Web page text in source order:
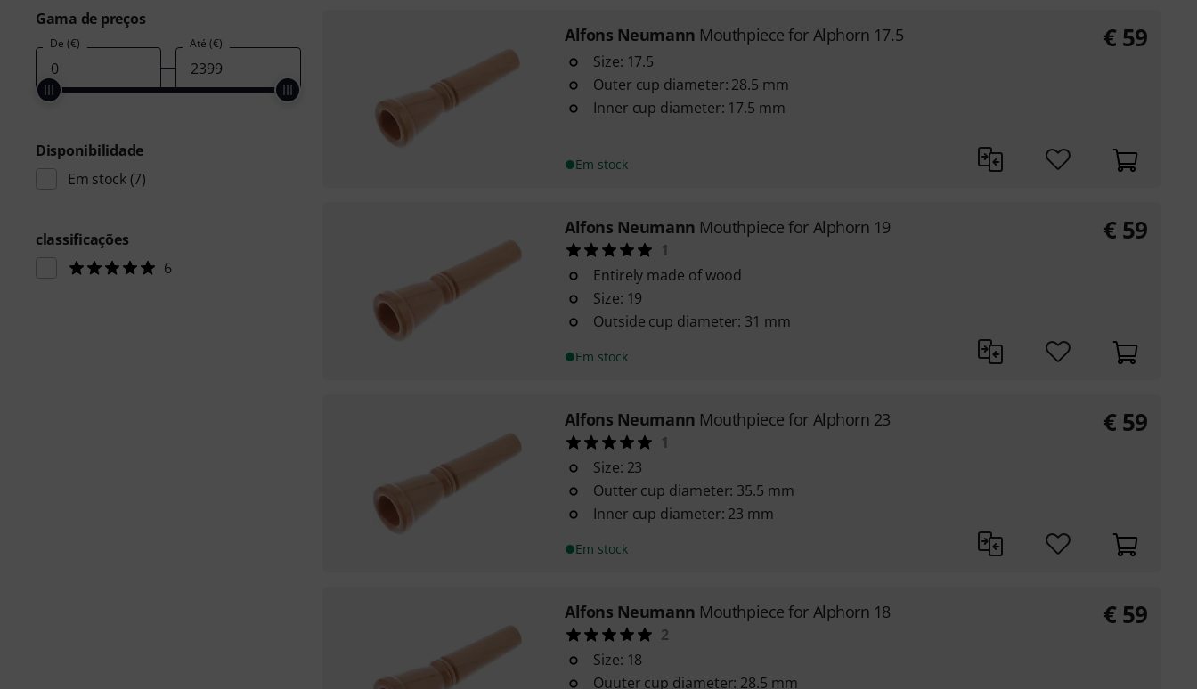
Gama de preços
De (€) Até (€)
Disponibilidade
Em stock(7)
classificações
6
Alfons Neumann Mouthpiece for Alphorn 17.5
Size: 17.5
Outer cup diameter: 28.5 mm
Inner cup diameter: 17.5 mm
Em stock
€ 59
Alfons Neumann Mouthpiece for Alphorn 19
1
Entirely made of wood
Size: 19
Outside cup diameter: 31 mm
Em stock
€ 59
Alfons Neumann Mouthpiece for Alphorn 23
1
Size: 23
Outter cup diameter: 35.5 mm
Inner cup diameter: 23 mm
Em stock
€ 59
Alfons Neumann Mouthpiece for Alphorn 18
2
Size: 18
Ouuter cup diameter: 28.5 mm
€ 59